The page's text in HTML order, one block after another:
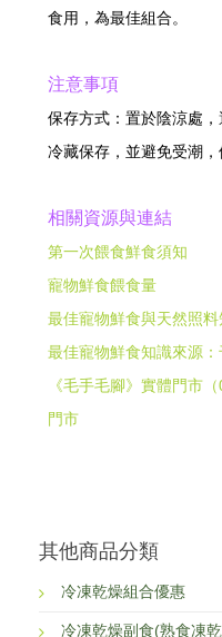
食用，為最佳組合。
注意事項
保存方式：置於陰涼處
冷藏保存，並避免受潮，
相關資源與連結
第一次餵食鮮食須知
寵物鮮食餵食量
最佳寵物鮮食與天然照
最佳寵物鮮食知識來源
《毛手毛腳》實體門市
門市
其他商品分類
冷凍乾燥組合優惠
冷凍乾燥副食(熟食凍